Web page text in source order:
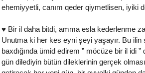
ehemiyyetli, canım qeder qiymetlisen, iyiki
♥ Bir il daha bitdi, amma esla kederlenme
Unutma ki her kes eyni şeyi yaşayır. Bu ilin
baxdığında ümid edirem ” möcüze bir il idi
gün dilediyin bütün dileklerinin gerçek